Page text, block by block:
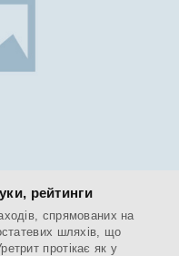
рейтинги
спрямованих на
шляхів, що
протікає як у